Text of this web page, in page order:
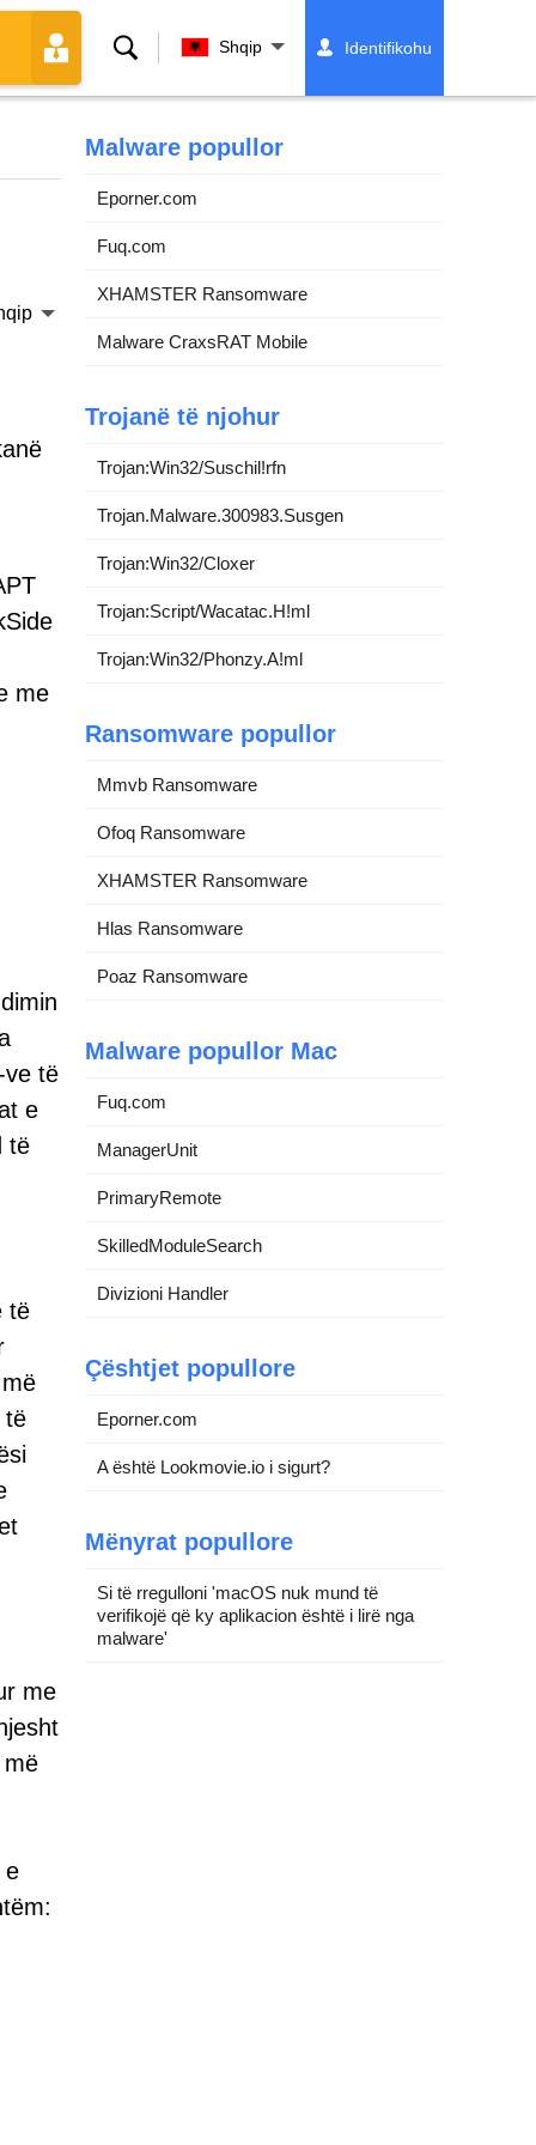
Kërko Shqip Identifikohu
me
ve të
e
të
të
të
me
më
e
Malware popullor
Eporner.com
Fuq.com
XHAMSTER Ransomware
Malware CraxsRAT Mobile
Trojanë të njohur
Trojan:Win32/Suschil!rfn
Trojan.Malware.300983.Susgen
Trojan:Win32/Cloxer
Trojan:Script/Wacatac.H!ml
Trojan:Win32/Phonzy.A!ml
Ransomware popullor
Mmvb Ransomware
Ofoq Ransomware
XHAMSTER Ransomware
Hlas Ransomware
Poaz Ransomware
Malware popullor Mac
Fuq.com
ManagerUnit
PrimaryRemote
SkilledModuleSearch
Divizioni Handler
Çështjet popullore
Eporner.com
A është Lookmovie.io i sigurt?
Mënyrat popullore
Si të rregulloni 'macOS nuk mund të
verifikojë që ky aplikacion është i lirë nga
malware'